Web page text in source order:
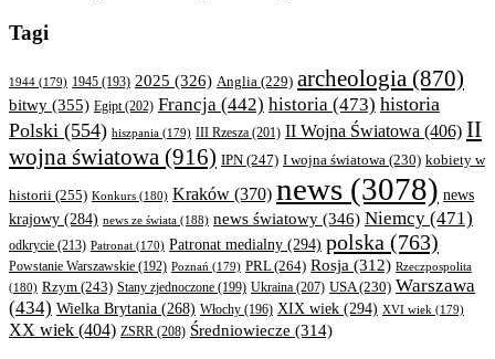
Tagi
1944 (179) 1945 (193) 2025 (326) Anglia (229) archeologia (870)
bitwy (355) Egipt(202) Francja (442) historia (473) historia
Polski (554) hiszpania (179) III Rzesza (201) II Wojna Światowa (406) II
wojna światowa (916) IPN (247) I wojna światowa (230) kobiety w
historii (255) Konkurs (180) Kraków (370) news (3078) news
krajowy (284) news ze świata (188) news światowy (346) Niemcy (471)
odkrycie (213) Patronat (170) Patronat medialny (294) polska (763)
Powstanie Warszawskie (192) Poznań (179) PRL(264) Rosja (312) Rzeczpospolita
(180) Rzym (243) Stany zjednoczone (199) Ukraina (207) USA(230) Warszawa
(434) Wielka Brytania (268) Włochy (196) XIX wiek (294) XVI wiek (179)
XX wiek (404) ZSRR (208) Średniowiecze (314)